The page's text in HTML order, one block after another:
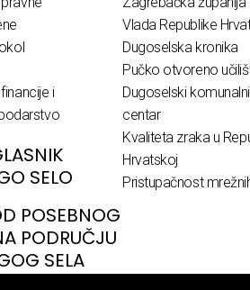
i
SELO
POSEBNOG
PODRUČJU
SELA
Vlada Republike
Dugoselska kronika
Pučko otvoreno
Dugoselski
centar
Kvaliteta zraka u
Hrvatskoj
Pristupačnost